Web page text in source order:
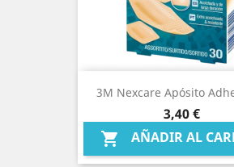
3M Nexcare Apósito
Precio
3,40 €
 AÑADIR AL